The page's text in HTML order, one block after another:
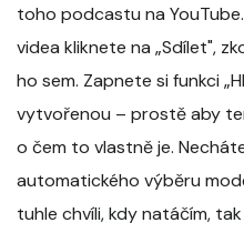
toho podcastu na
videa kliknete na „Sdílet",
ho sem. Zapnete si funkci
vytvořenou – prostě aby
o čem to vlastně je.
automatického výběru
tuhle chvíli, kdy natáčím,